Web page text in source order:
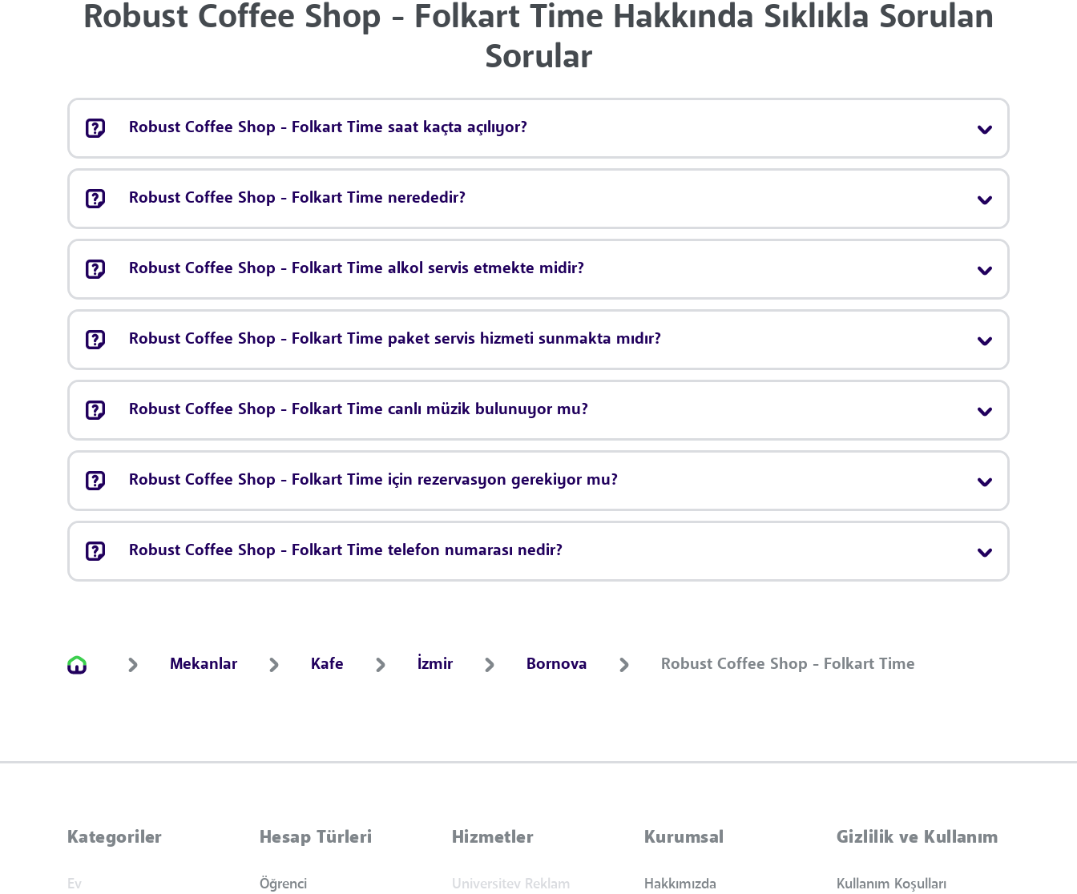
Robust Coffee Shop - Folkart Time Hakkında Sıklıkla Sorulan
Sorular
Robust Coffee Shop - Folkart Time saat kaçta açılıyor?
Robust Coffee Shop - Folkart Time nerededir?
Robust Coffee Shop - Folkart Time alkol servis etmekte midir?
Robust Coffee Shop - Folkart Time paket servis hizmeti sunmakta mıdır?
Robust Coffee Shop - Folkart Time canlı müzik bulunuyor mu?
Robust Coffee Shop - Folkart Time için rezervasyon gerekiyor mu?
Robust Coffee Shop - Folkart Time telefon numarası nedir?
Mekanlar Kafe İzmir Bornova Robust Coffee Shop - Folkart Time
Kategoriler
Ev
Hesap Türleri
Öğrenci
Hizmetler
Universitev Reklam
Kurumsal
Hakkımızda
Gizlilik ve Kullanım
Kullanım Koşulları